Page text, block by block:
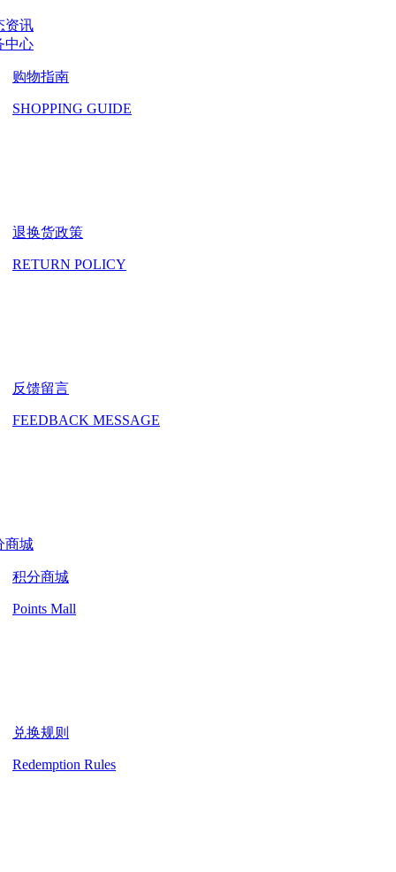
资讯
中心
购物指南
SHOPPING GUIDE
退换货政策
RETURN POLICY
反馈留言
FEEDBACK MESSAGE
商城
积分商城
Points Mall
兑换规则
Redemption Rules